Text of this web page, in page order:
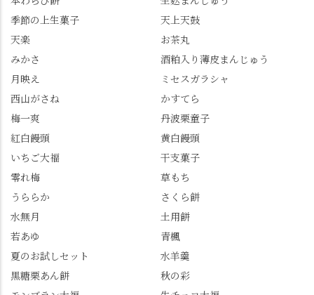
梅ゼリー 上記4点も定番
の和菓子。 完熟南紅梅
を実施中。期限は
7/26（日）。但し、「み
ゼリーは生の写真を撮
りたかったのですが、
崩れてしまいました。
うにおすすめ。ポイン
トもすぐに貯まります
し、いろんな特典もあ
していない人はぜひこ
な…」と半ば諦めてい
たら、上の方にはまだ
瑞々しい花がたくさん
✨ちょうどこの日から
始まった「あじさい供
養」で、池に浮かぶあ
じさいにも出会えるか
も。 天然記念物の「遊
龍の松」は、地を這う
ように伸びる主幹がま
える迫力！そして桂昌
院お手植えと伝わる樹
齢300年超のしだれ
桜。"玉の輿"の語源に
院と徳川綱吉の、教科
餅 #抹茶わらび餅
季節の上生菓子
天上天鼓
天楽
お茶丸
みかさ
酒粕入り薄皮まんじゅう
月映え
ミセスガラシャ
西山がさね
かすてら
梅一爽
丹波栗童子
紅白饅頭
黄白饅頭
いちご大福
干支菓子
零れ梅
草もち
うららか
さくら餅
水無月
土用餅
若あゆ
青楓
夏のお試しセット
水羊羹
黒糖栗あん餅
秋の彩